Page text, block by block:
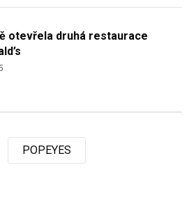
otevřela druhá restaurace
POPEYES